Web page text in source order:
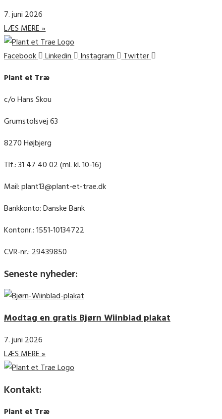
7. juni 2026
LÆS MERE »
Facebook Linkedin Instagram
Twitter
Plant et Træ
c/o Hans Skou
Grumstolsvej 63
8270 Højbjerg
Tlf.: 31 47 40 02 (ml. kl. 10-16)
Mail: plant13@plant-et-trae.dk
Bankkonto: Danske Bank
Kontonr.: 1551-10134722
CVR-nr.: 29439850
Seneste nyheder:
Modtag en gratis Bjørn Wiinblad plakat
7. juni 2026
LÆS MERE »
Kontakt:
Plant et Træ